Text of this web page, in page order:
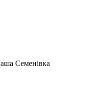
Семенівка